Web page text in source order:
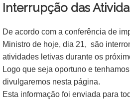
Interrupção das
De acordo com a conferência de
Ministro de hoje, dia 21, são
atividades letivas durante os
Logo que seja oportuno e
divulgaremos nesta página.
Esta informação foi enviada para